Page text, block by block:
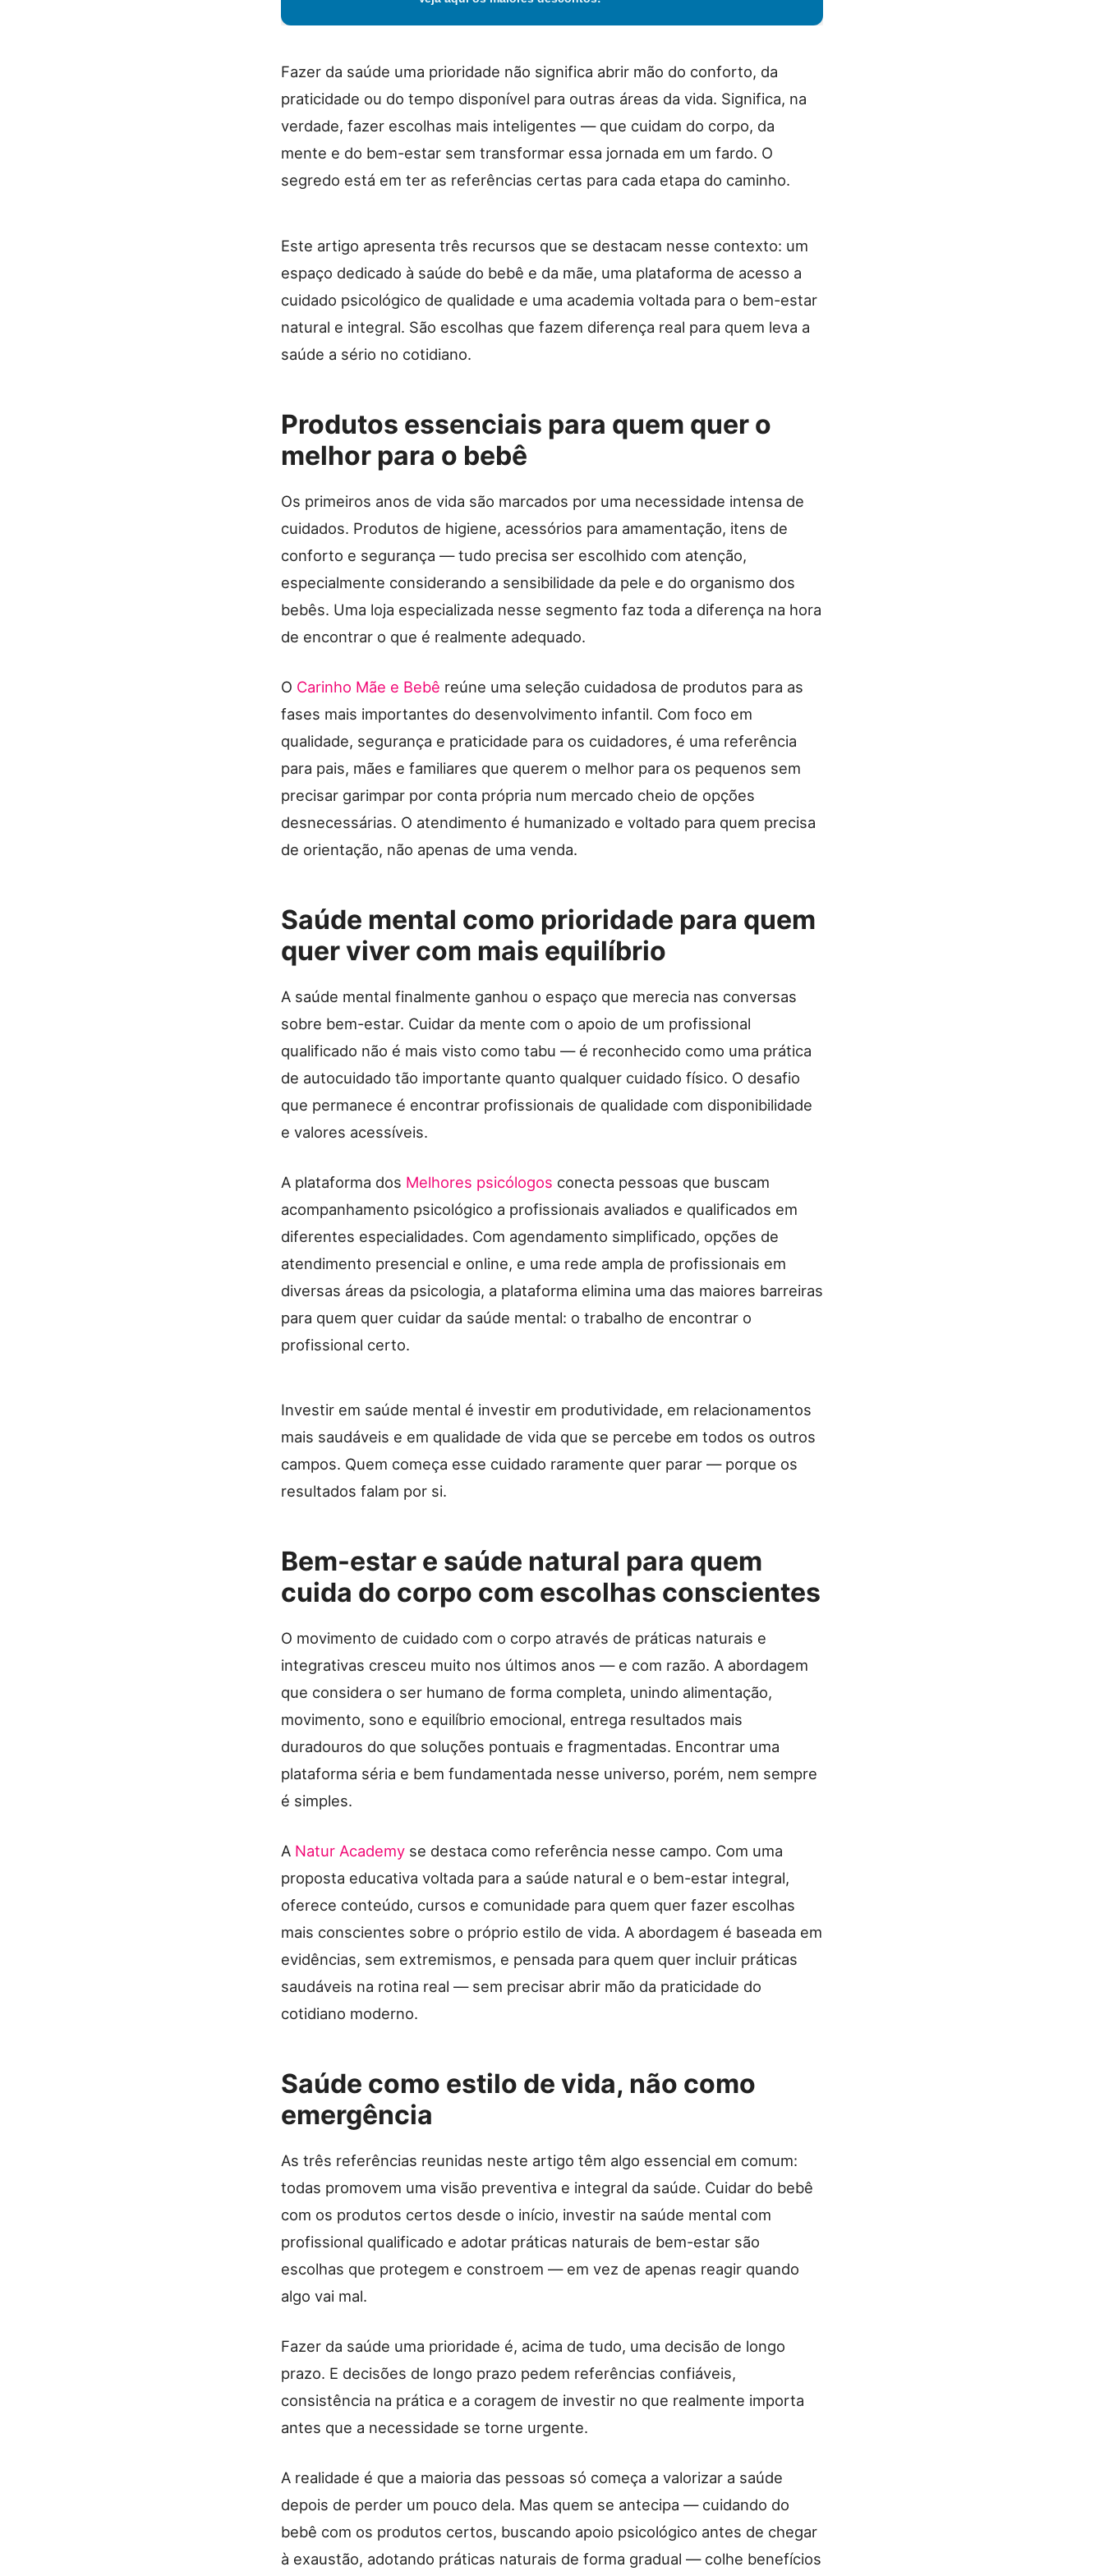
Fazer da saúde uma prioridade não significa abrir mão do conforto, da
praticidade ou do tempo disponível para outras áreas da vida. Significa, na
verdade, fazer escolhas mais inteligentes — que cuidam do corpo, da
mente e do bem-estar sem transformar essa jornada em um fardo. O
segredo está em ter as referências certas para cada etapa do caminho.
Este artigo apresenta três recursos que se destacam nesse contexto: um
espaço dedicado à saúde do bebê e da mãe, uma plataforma de acesso a
cuidado psicológico de qualidade e uma academia voltada para o bem-estar
natural e integral. São escolhas que fazem diferença real para quem leva a
saúde a sério no cotidiano.
Produtos essenciais para quem quer o
melhor para o bebê
Os primeiros anos de vida são marcados por uma necessidade intensa de
cuidados. Produtos de higiene, acessórios para amamentação, itens de
conforto e segurança — tudo precisa ser escolhido com atenção,
especialmente considerando a sensibilidade da pele e do organismo dos
bebês. Uma loja especializada nesse segmento faz toda a diferença na hora
de encontrar o que é realmente adequado.
O Carinho Mãe e Bebê reúne uma seleção cuidadosa de produtos para as
fases mais importantes do desenvolvimento infantil. Com foco em
qualidade, segurança e praticidade para os cuidadores, é uma referência
para pais, mães e familiares que querem o melhor para os pequenos sem
precisar garimpar por conta própria num mercado cheio de opções
desnecessárias. O atendimento é humanizado e voltado para quem precisa
de orientação, não apenas de uma venda.
Saúde mental como prioridade para quem
quer viver com mais equilíbrio
A saúde mental finalmente ganhou o espaço que merecia nas conversas
sobre bem-estar. Cuidar da mente com o apoio de um profissional
qualificado não é mais visto como tabu — é reconhecido como uma prática
de autocuidado tão importante quanto qualquer cuidado físico. O desafio
que permanece é encontrar profissionais de qualidade com disponibilidade
e valores acessíveis.
A plataforma dos Melhores psicólogos conecta pessoas que buscam
acompanhamento psicológico a profissionais avaliados e qualificados em
diferentes especialidades. Com agendamento simplificado, opções de
atendimento presencial e online, e uma rede ampla de profissionais em
diversas áreas da psicologia, a plataforma elimina uma das maiores barreiras
para quem quer cuidar da saúde mental: o trabalho de encontrar o
profissional certo.
Investir em saúde mental é investir em produtividade, em relacionamentos
mais saudáveis e em qualidade de vida que se percebe em todos os outros
campos. Quem começa esse cuidado raramente quer parar — porque os
resultados falam por si.
Bem-estar e saúde natural para quem
cuida do corpo com escolhas conscientes
O movimento de cuidado com o corpo através de práticas naturais e
integrativas cresceu muito nos últimos anos — e com razão. A abordagem
que considera o ser humano de forma completa, unindo alimentação,
movimento, sono e equilíbrio emocional, entrega resultados mais
duradouros do que soluções pontuais e fragmentadas. Encontrar uma
plataforma séria e bem fundamentada nesse universo, porém, nem sempre
é simples.
A Natur Academy se destaca como referência nesse campo. Com uma
proposta educativa voltada para a saúde natural e o bem-estar integral,
oferece conteúdo, cursos e comunidade para quem quer fazer escolhas
mais conscientes sobre o próprio estilo de vida. A abordagem é baseada em
evidências, sem extremismos, e pensada para quem quer incluir práticas
saudáveis na rotina real — sem precisar abrir mão da praticidade do
cotidiano moderno.
Saúde como estilo de vida, não como
emergência
As três referências reunidas neste artigo têm algo essencial em comum:
todas promovem uma visão preventiva e integral da saúde. Cuidar do bebê
com os produtos certos desde o início, investir na saúde mental com
profissional qualificado e adotar práticas naturais de bem-estar são
escolhas que protegem e constroem — em vez de apenas reagir quando
algo vai mal.
Fazer da saúde uma prioridade é, acima de tudo, uma decisão de longo
prazo. E decisões de longo prazo pedem referências confiáveis,
consistência na prática e a coragem de investir no que realmente importa
antes que a necessidade se torne urgente.
A realidade é que a maioria das pessoas só começa a valorizar a saúde
depois de perder um pouco dela. Mas quem se antecipa — cuidando do
bebê com os produtos certos, buscando apoio psicológico antes de chegar
à exaustão, adotando práticas naturais de forma gradual — colhe benefícios